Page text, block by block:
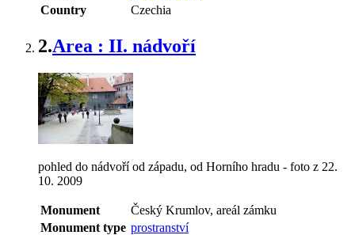
Country
Czechia
2.Area : II. nádvoří
pohled do nádvoří od západu, od Horního hradu - foto z 22.
10. 2009
Monument
Český Krumlov, areál zámku
Monument type prostranství